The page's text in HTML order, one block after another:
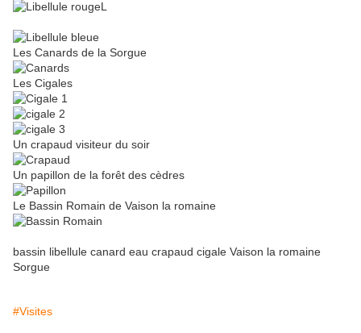
Les Canards de la Sorgue
Les Cigales
Un crapaud visiteur du soir
Un papillon de la forêt des cèdres
Le Bassin Romain de Vaison la romaine
bassin libellule canard eau crapaud cigale Vaison la romaine
Sorgue
#Visites